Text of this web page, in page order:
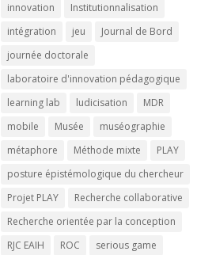
innovation
Institutionnalisation
intégration
jeu
Journal de Bord
journée doctorale
laboratoire d'innovation pédagogique
learning lab
ludicisation
MDR
mobile
Musée
muséographie
métaphore
Méthode mixte
PLAY
posture épistémologique du chercheur
Projet PLAY
Recherche collaborative
Recherche orientée par la conception
RJC EAIH
ROC
serious game